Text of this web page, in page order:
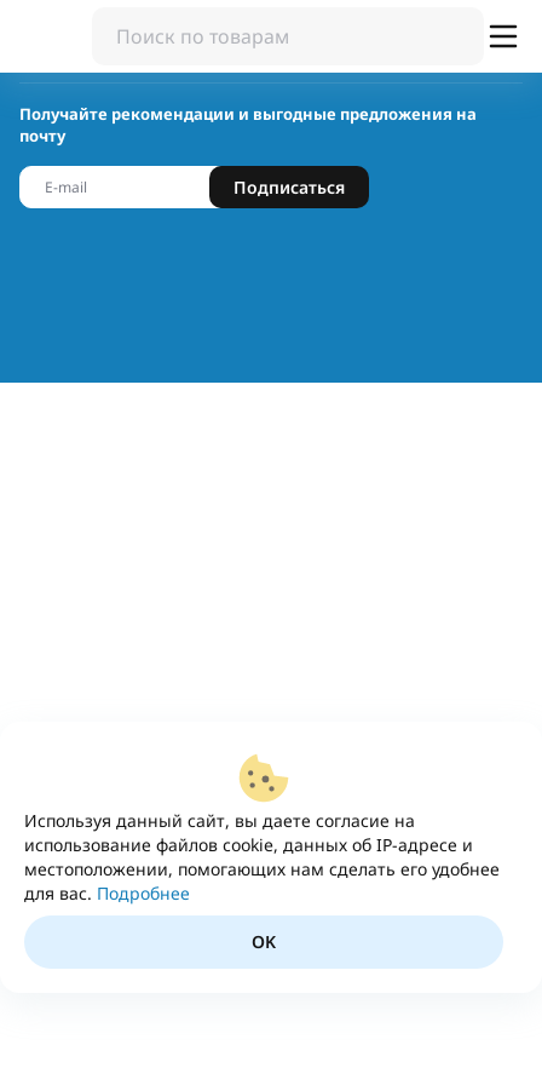
Используя данный сайт, вы даете согласие на
использование файлов cookie, данных об IP-адресе и
местоположении, помогающих нам сделать его удобнее
для вас. Подробнее
OK
Получайте рекомендации и выгодные предложения на
почту
Подписаться